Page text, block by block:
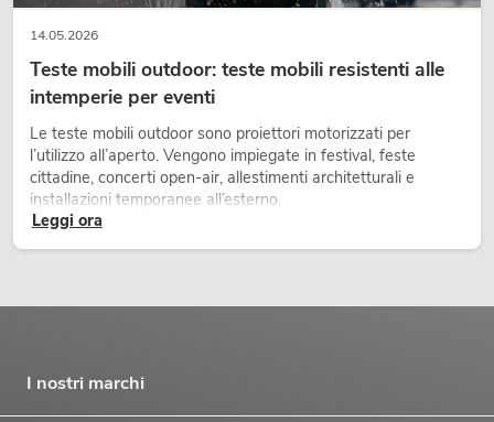
14.05.2026
Teste mobili outdoor: teste mobili resistenti alle
intemperie per eventi
Le teste mobili outdoor sono proiettori motorizzati per
l’utilizzo all’aperto. Vengono impiegate in festival, feste
cittadine, concerti open-air, allestimenti architetturali e
installazioni temporanee all’esterno.
Leggi ora
I nostri marchi